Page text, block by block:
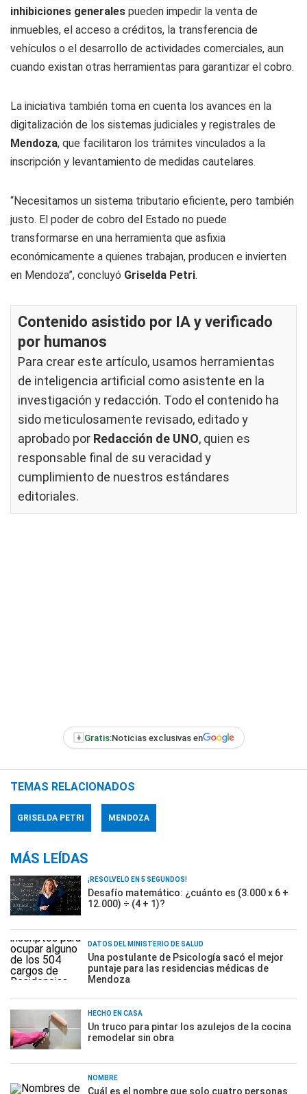
inhibiciones generales pueden impedir la venta de
inmuebles, el acceso a créditos, la transferencia de
vehículos o el desarrollo de actividades comerciales, aun
cuando existan otras herramientas para garantizar el cobro.
La iniciativa también toma en cuenta los avances en la
digitalización de los sistemas judiciales y registrales de
Mendoza, que facilitaron los trámites vinculados a la
inscripción y levantamiento de medidas cautelares.
“Necesitamos un sistema tributario eficiente, pero también
justo. El poder de cobro del Estado no puede
transformarse en una herramienta que asfixia
económicamente a quienes trabajan, producen e invierten
en Mendoza”, concluyó Griselda Petri.
Contenido asistido por IA y verificado
por humanos
Para crear este artículo, usamos herramientas
de inteligencia artificial como asistente en la
investigación y redacción. Todo el contenido ha
sido meticulosamente revisado, editado y
aprobado por Redacción de UNO, quien es
responsable final de su veracidad y
cumplimiento de nuestros estándares
editoriales.
+ Gratis:Noticias exclusivas en
TEMAS RELACIONADOS
GRISELDA PETRI MENDOZA
MÁS LEÍDAS
¡RESOLVELO EN 5 SEGUNDOS!
Desafío matemático: ¿cuánto es (3.000 x 6 +
12.000) ÷ (4 + 1)?
DATOS DEL MINISTERIO DE SALUD
Una postulante de Psicología sacó el mejor
puntaje para las residencias médicas de
Mendoza
HECHO EN CASA
Un truco para pintar los azulejos de la cocina
remodelar sin obra
NOMBRE
Cuál es el nombre que solo cuatro personas